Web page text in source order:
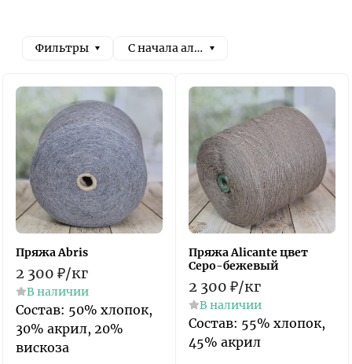
Фильтры С начала алфавита
Пряжа Abris
2 300 ₽/кг
В наличии
​Состав: 50% хлопок,
30% акрил, 20%
вискоза​
Пряжа Alicante цвет
Серо-бежевый
2 300 ₽/кг
В наличии
Состав: 55% хлопок,
45% акрил